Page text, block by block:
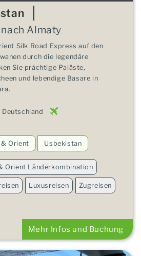
Almaty
Silk Road Express auf den
durch die legendäre
Sie prächtige Paläste,
und lebendige Basare in
Deutschland
Orient Usbekistan
Orient Länderkombination
Luxusreisen Zugreisen
Mehr Infos und Buchung